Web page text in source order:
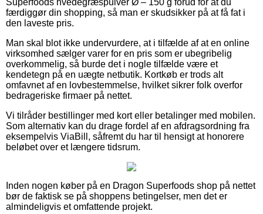
færdiggør din shopping, så man er skudsikker på at få fat i
den laveste pris.
Man skal blot ikke undervurdere, at i tilfælde af at en online
virksomhed sælger varer for en pris som er ubegribelig
overkommelig, så burde det i nogle tilfælde være et
kendetegn på en uægte netbutik. Kortkøb er trods alt
omfavnet af en lovbestemmelse, hvilket sikrer folk overfor
bedrageriske firmaer på nettet.
Vi tilråder bestillinger med kort eller betalinger med mobilen.
Som alternativ kan du drage fordel af en afdragsordning fra
eksempelvis ViaBill, såfremt du har til hensigt at honorere
beløbet over et længere tidsrum.
Inden nogen køber på en Dragon Superfoods shop på nettet
bør de faktisk se på shoppens betingelser, men det er
almindeligvis et omfattende projekt.